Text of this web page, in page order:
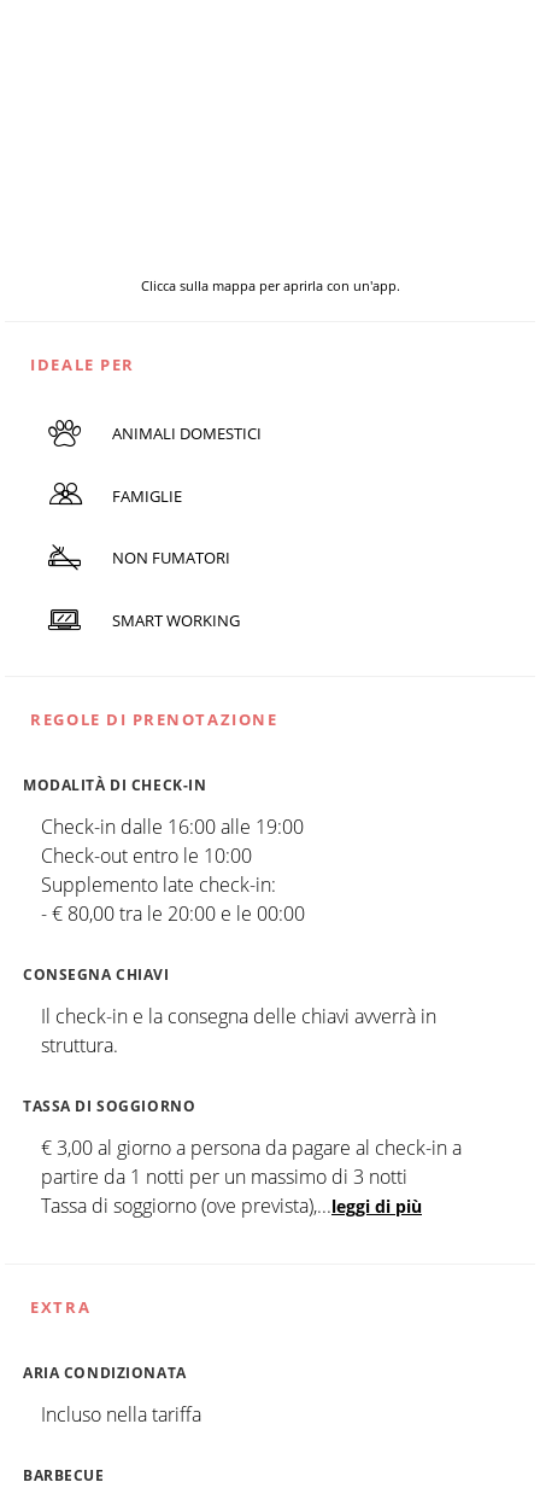
Clicca sulla mappa per aprirla con un'app.
IDEALE PER
ANIMALI DOMESTICI
FAMIGLIE
NON FUMATORI
SMART WORKING
REGOLE DI PRENOTAZIONE
MODALITÀ DI CHECK-IN
Check-in dalle 16:00 alle 19:00
Check-out entro le 10:00
Supplemento late check-in:
- € 80,00 tra le 20:00 e le 00:00
CONSEGNA CHIAVI
Il check-in e la consegna delle chiavi avverrà in
struttura.
TASSA DI SOGGIORNO
€ 3,00 al giorno a persona da pagare al check-in a
partire da 1 notti per un massimo di 3 notti
Tassa di soggiorno (ove prevista),...leggi di più
EXTRA
ARIA CONDIZIONATA
Incluso nella tariffa
BARBECUE